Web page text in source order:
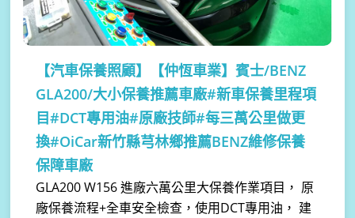
【汽車保養照顧】
【仲恆車業】賓士/BENZ
GLA200/大小保養推薦車廠#新車保養里程項
目#DCT專用油#原廠技師#每三萬公里做更
換#OiCar新竹縣芎林鄉推薦BENZ維修保養
保障車廠
GLA200 W156 進廠六萬公里大保養作業項目， 原
廠保養流程+全車安全檢查，使用DCT專用油， 建